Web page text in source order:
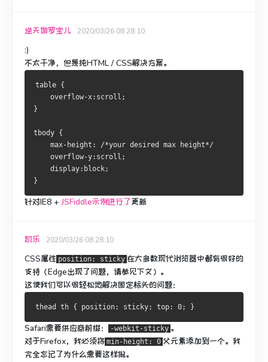
逆天伽罗宝儿 2020/03/26 08:28:10
:)
不太干净，但是纯HTML / CSS解决方案。
table {
    overflow-x:scroll;
}
tbody {
    max-height: /*your desired max height*/
    overflow-y:scroll;
    display:block;
}
针对IE8 +JSFiddle示例进行了更新
凯乐 2020/03/26 08:28:10
CSS属性 position: sticky 在大多数现代浏览器中都有很好的
支持（Edge出现了问题，请参见下文）。
这使我们可以很轻松地解决固定标头的问题：
Safari需要供应商前缀： -webkit-sticky 。
对于Firefox，我必须将 min-height: 0 父元素添加到一个。 我
完全忘记了为什么需要这样做。